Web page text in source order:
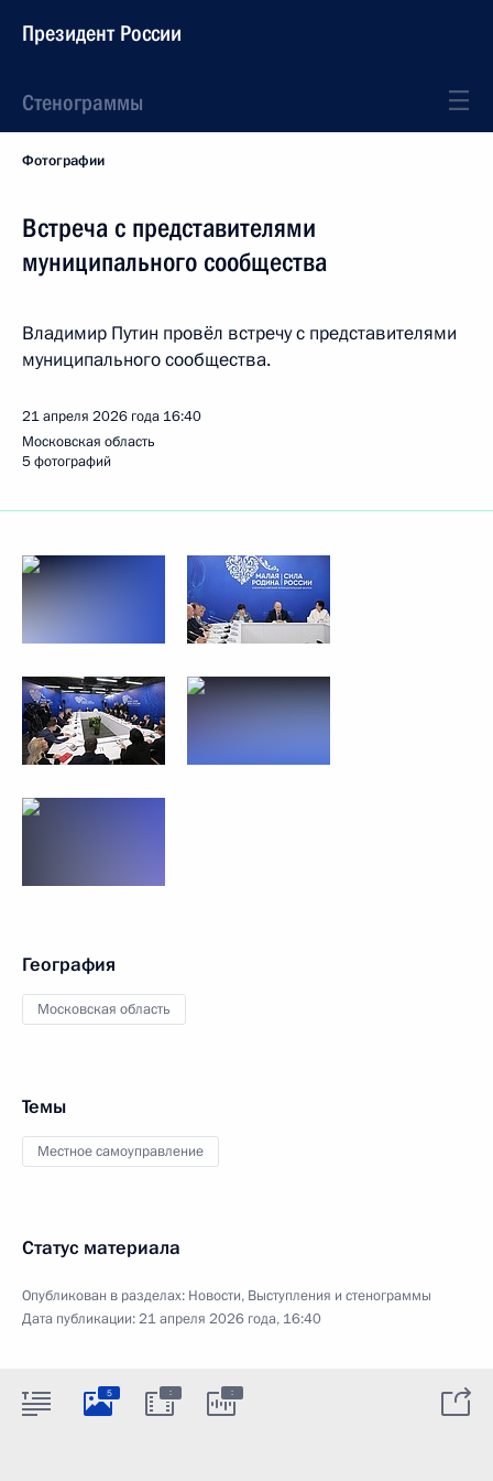
Президент России
Стенограммы
Фотографии
Встреча с представителями
муниципального сообщества
Владимир Путин провёл встречу с представителями
муниципального сообщества.
21 апреля 2026 года 16:40
Московская область
5 фотографий
География
Московская область
Темы
Местное самоуправление
Статус материала
Опубликован в разделах: Новости, Выступления и стенограммы
Дата публикации:21 апреля 2026 года, 16:40
5 : :